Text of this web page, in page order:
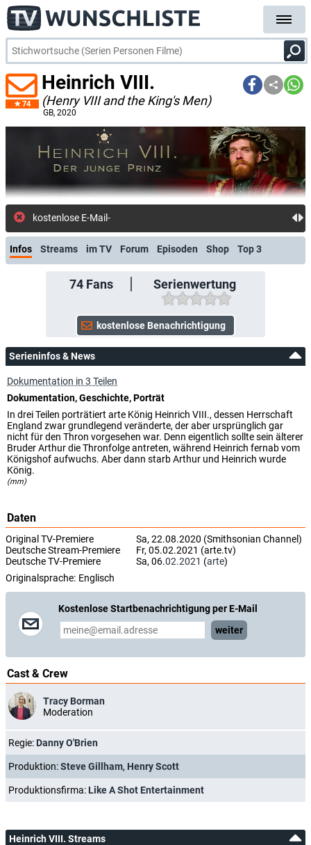
74
Heinrich VIII.
(Henry VIII and the King's Men)
GB, 2020
kostenlose E-Mail-Benachrich
Infos Streams im TV Forum Episoden Shop Top 3
74Fans Serienwertung
Serieninfos & News
Dokumentation in 3 Teilen
Dokumentation, Geschichte, Porträt
In drei Teilen porträtiert arte König Heinrich VIII., dessen Herrschaft
England zwar grundlegend veränderte, der aber ursprünglich gar
nicht für den Thron vorgesehen war. Denn eigentlich sollte sein älterer
Bruder Arthur die Thronfolge antreten, während Heinrich fernab vom
Königshof aufwuchs. Aber dann starb Arthur und Heinrich wurde
König.
(mm)
Daten
Original TV-Premiere
Sa, 22.08.2020 (Smithsonian Channel)
Deutsche Stream-Premiere
Fr, 05.02.2021 (arte.tv)
Deutsche TV-Premiere
Sa, 06.02.2021 (arte)
Originalsprache: Englisch
Kostenlose Startbenachrichtigung per E-Mail
weiter
Cast & Crew
Tracy Borman
Moderation
Regie: Danny O'Brien
Produktion:Steve Gillham, Henry Scott
Produktionsfirma: Like A Shot Entertainment
Heinrich VIII. Streams